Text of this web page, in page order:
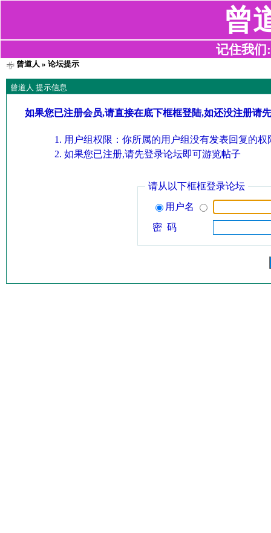
曾
记住我们
曾道人 » 论坛提示
曾道人 提示信息
如果您已注册会员,请直接在底下框框登陆,如还没注册请
用户组权限：你所属的用户组没有发表回复的权
如果您已注册,请先登录论坛即可游览帖子
请从以下框框登录论坛
用户名
密 码